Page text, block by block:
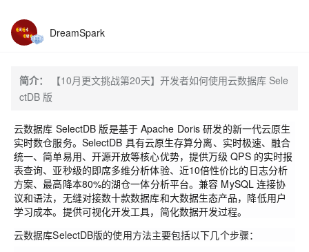
DreamSpark
简介：
【10月更文挑战第20天】开发者如何使用云数据库 Sele
ctDB 版
云数据库 SelectDB 版是基于 Apache Doris 研发的新一代云原生
实时数仓服务。SelectDB 具有云原生存算分离、实时极速、融合
统一、简单易用、开源开放等核心优势，提供万级 QPS 的实时报
表查询、亚秒级的即席多维分析体验、近10倍性价比的日志分析
方案、最高降本80%的湖仓一体分析平台。兼容 MySQL 连接协
议和语法，无缝对接数十款数据库和大数据生态产品，降低用户
学习成本。提供可视化开发工具，简化数据开发过程。
云数据库SelectDB版的使用方法主要包括以下几个步骤：